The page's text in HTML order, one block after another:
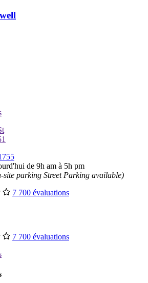
de 9h am à 5h pm
site parking Street Parking available)
7 700 évaluations
7 700 évaluations